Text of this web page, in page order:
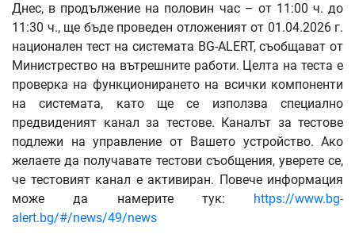
Днес, в продължение на половин час – от 11:00 ч. до
11:30 ч., ще бъде проведен отложеният от 01.04.2026 г.
национален тест на системата BG-ALERT, съобщават от
Министрество на вътрешните работи. Целта на теста е
проверка на функционирането на всички компоненти
на системата, като ще се използва специално
предвиденият канал за тестове. Каналът за тестове
подлежи на управление от Вашето устройство. Ако
желаете да получавате тестови съобщения, уверете се,
че тестовият канал е активиран. Повече информация
може да намерите тук:
https://www.bg-
alert.bg/#/news/49/news